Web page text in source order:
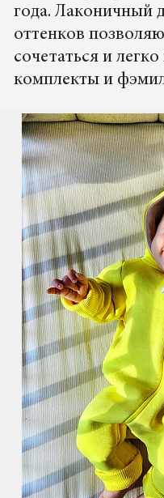
года. Лаконичный
оттенков
сочетаться и
комплекты и